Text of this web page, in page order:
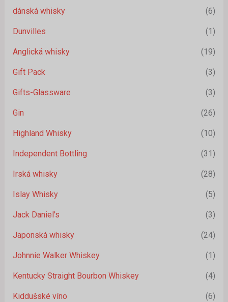
dánská whisky (6)
Dunvilles (1)
Anglická whisky (19)
Gift Pack (3)
Gifts-Glassware (3)
Gin (26)
Highland Whisky (10)
Independent Bottling (31)
Irská whisky (28)
Islay Whisky (5)
Jack Daniel's (3)
Japonská whisky (24)
Johnnie Walker Whiskey (1)
Kentucky Straight Bourbon Whiskey (4)
Kiddušské víno (6)